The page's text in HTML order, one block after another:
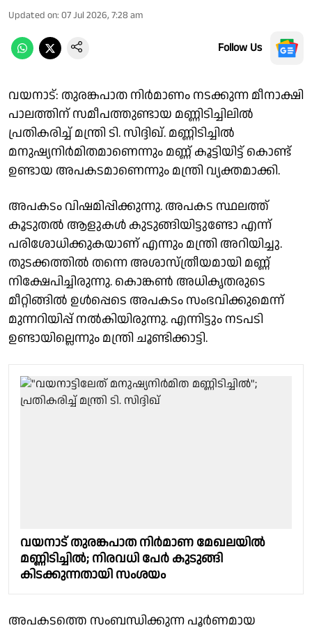
Updated on: 07 Jul 2026, 7:28 am
Follow Us
വയനാട്: തുരങ്കപാത നിർമാണം നടക്കുന്ന മീനാക്ഷി
പാലത്തിന് സമീപത്തുണ്ടായ മണ്ണിടിച്ചിലിൽ
പ്രതികരിച്ച് മന്ത്രി ടി. സിദ്ദിഖ്. മണ്ണിടിച്ചിൽ
മനുഷ്യനിർമിതമാണെന്നും മണ്ണ് കൂട്ടിയിട്ട് കൊണ്ട്
ഉണ്ടായ അപകടമാണെന്നും മന്ത്രി വ്യക്തമാക്കി.
അപകടം വിഷമിപ്പിക്കുന്നു. അപകട സ്ഥലത്ത്
കൂടുതൽ ആളുകൾ കുടുങ്ങിയിട്ടുണ്ടോ എന്ന്
പരിശോധിക്കുകയാണ് എന്നും മന്ത്രി അറിയിച്ചു.
തുടക്കത്തിൽ തന്നെ അശാസ്ത്രീയമായി മണ്ണ്
നിക്ഷേപിച്ചിരുന്നു. കൊങ്കൺ അധികൃതരുടെ
മീറ്റിങ്ങിൽ ഉൾപ്പെടെ അപകടം സംഭവിക്കുമെന്ന്
മുന്നറിയിപ്പ് നൽകിയിരുന്നു. എന്നിട്ടും നടപടി
ഉണ്ടായില്ലെന്നും മന്ത്രി ചൂണ്ടിക്കാട്ടി.
വയനാട് തുരങ്കപാത നിർമാണ മേഖലയിൽ
മണ്ണിടിച്ചിൽ; നിരവധി പേർ കുടുങ്ങി
കിടക്കുന്നതായി സംശയം
അപകടത്തെ സംബന്ധിക്കുന്ന പൂർണമായ